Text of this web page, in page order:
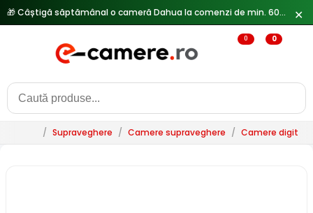
✕
0 0
/ Supraveghere / Camere supraveghere / Camere digitale